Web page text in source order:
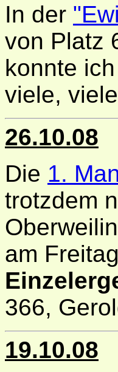
In der
von Platz
konnte
viele,
26.10.08
Die 1.
trotzdem
am
366,
19.10.08